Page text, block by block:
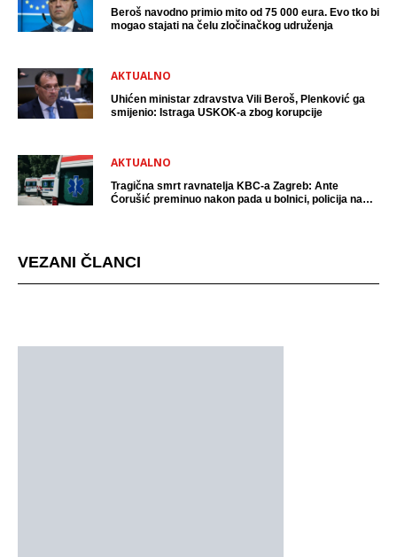
Beroš navodno primio mito od 75 000 eura. Evo tko bi
mogao stajati na čelu zločinačkog udruženja
AKTUALNO
Uhićen ministar zdravstva Vili Beroš, Plenković ga
smijenio: Istraga USKOK-a zbog korupcije
AKTUALNO
Tragična smrt ravnatelja KBC-a Zagreb: Ante
Ćorušić preminuo nakon pada u bolnici, policija na
VEZANI ČLANCI